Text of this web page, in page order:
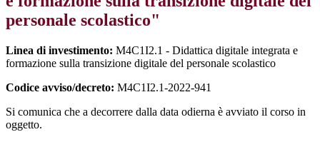
personale scolastico"
Linea di investimento: M4C1I2.1 - Didattica digitale integrata e
formazione sulla transizione digitale del personale scolastico
Codice avviso/decreto: M4C1I2.1-2022-941
Si comunica che a decorrere dalla data odierna è avviato il corso in
oggetto.